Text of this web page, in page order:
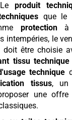
Leproduit
que le
protectionà
intempéries, le
doit être choisie
tissu technique
technique
tissus, un
une offre